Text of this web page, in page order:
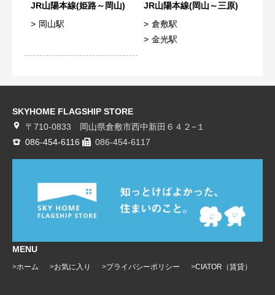
JR山陽本線(姫路～岡山)
岡山駅
JR山陽本線(岡山～三原)
倉敷駅
金光駅
SKYHOME FLAGSHIP STORE
〒710-0833 岡山県倉敷市西中新田６４２−１
086-454-6116
086-454-6117
MENU
ホーム お気に入り プライバシーポリシー CIATOR（賃貸）